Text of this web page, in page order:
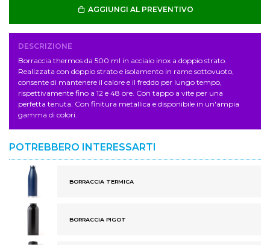
AGGIUNGI AL PREVENTIVO
DESCRIZIONE
Borraccia thermos da 500 ml in acciaio inox a doppio strato.
Realizzata con doppio strato e isolamento in rame sottovuoto,
consente di mantenere il calore e il freddo per lungo tempo,
rispettivamente fino a 12 e 48 ore. Con tappo a vite per una
perfetta tenuta. Con finitura metallica e disponibile in un'ampia
gamma di colori.
POTREBBERO INTERESSARTI
BORRACCIA TERMICA
BORRACCIA PIGOT